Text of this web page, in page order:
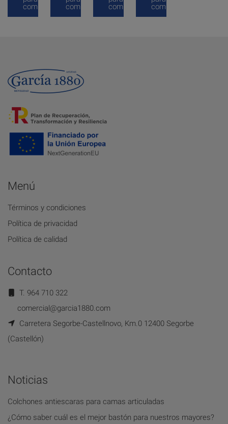
comprar
comprar
comprar
comprar
Menú
Términos y condiciones
Política de privacidad
Política de calidad
Contacto
T. 964 710 322
comercial@garcia1880.com
Carretera Segorbe-Castellnovo, Km.0 12400 Segorbe
(Castellón)
Noticias
Colchones antiescaras para camas articuladas
¿Cómo saber cuál es el mejor bastón para nuestros mayores?